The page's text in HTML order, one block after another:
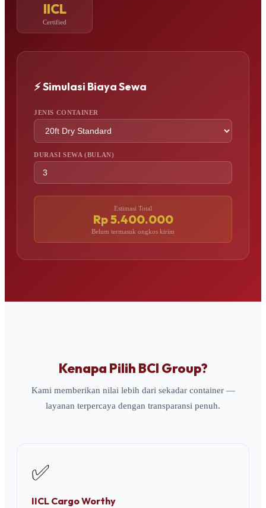
IICL
Certified
⚡ Simulasi Biaya Sewa
JENIS CONTAINER
DURASI SEWA (BULAN)
Estimasi Total
Rp 5.400.000
Belum termasuk ongkos kirim
Kenapa Pilih BCI Group?
Kami memberikan nilai lebih dari sekadar container —
layanan terpercaya dengan transparansi penuh.
✅
IICL Cargo Worthy